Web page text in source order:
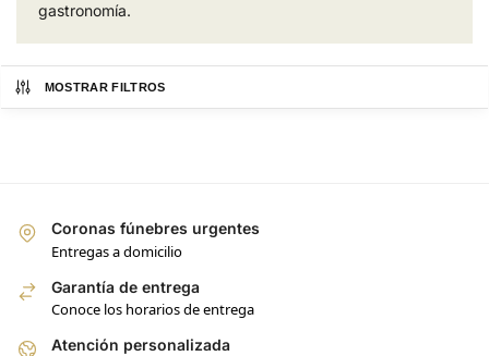
gastronomía.
MOSTRAR FILTROS
Coronas fúnebres urgentes
Entregas a domicilio
Garantía de entrega
Conoce los horarios de entrega
Atención personalizada